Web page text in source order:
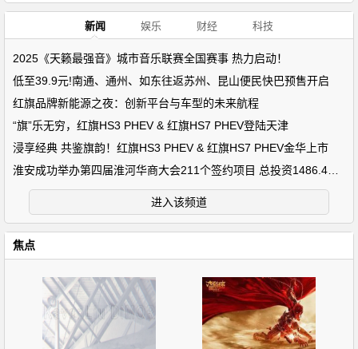
新闻 娱乐 财经 科技
2025《天籁最强音》城市音乐联赛全国赛事 热力启动！
低至39.9元!南通、通州、如东往返苏州、昆山便民快巴预售开启
红旗品牌新能源之夜：创新平台与车型的未来航程
“旗”乐无穷，红旗HS3 PHEV & 红旗HS7 PHEV登陆天津
浸享经典 共鉴旗韵！红旗HS3 PHEV & 红旗HS7 PHEV金华上市
进入该频道
焦点